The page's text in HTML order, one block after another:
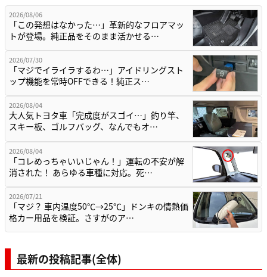
2026/08/06
「この発想はなかった…」革新的なフロアマッ
トが登場。純正品をそのまま活かせる…
2026/07/30
「マジでイライラするわ…」アイドリングスト
ップ機能を常時OFFできる！純正ス…
2026/08/04
大人気トヨタ車「完成度がスゴイ…」釣り竿、
スキー板、ゴルフバッグ、なんでもオ…
2026/08/04
「コレめっちゃいいじゃん！」運転の不安が解
消された！ あらゆる車種に対応。死…
2026/07/21
「マジ？ 車内温度50℃→25℃」ドンキの情熱価
格カー用品を検証。さすがのア…
最新の投稿記事(全体)